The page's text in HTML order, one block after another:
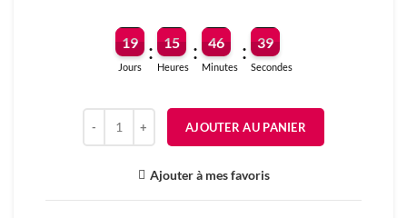
19
Jours
: 15
Heures
: 46
Minutes
: 38
Secondes
quantité de 100% PURE GLUTAMINE - 300G
AJOUTER AU PANIER
Ajouter à mes favoris